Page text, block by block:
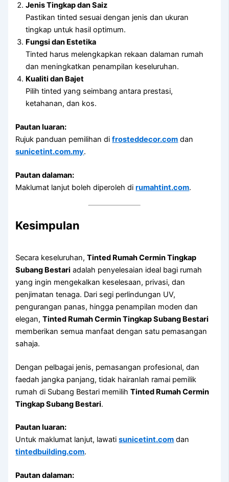
Jenis Tingkap dan Saiz
Pastikan tinted sesuai dengan jenis dan ukuran
tingkap untuk hasil optimum.
Fungsi dan Estetika
Tinted harus melengkapkan rekaan dalaman rumah
dan meningkatkan penampilan keseluruhan.
Kualiti dan Bajet
Pilih tinted yang seimbang antara prestasi,
ketahanan, dan kos.
Pautan luaran:
Rujuk panduan pemilihan difrosteddecor.com dan
sunicetint.com.my.
Pautan dalaman:
Maklumat lanjut boleh diperoleh dirumahtint.com.
Kesimpulan
Secara keseluruhan,Tinted Rumah Cermin Tingkap
Subang Bestari adalah penyelesaian ideal bagi rumah
yang ingin mengekalkan keselesaan, privasi, dan
penjimatan tenaga. Dari segi perlindungan UV,
pengurangan panas, hingga penampilan moden dan
elegan,Tinted Rumah Cermin Tingkap Subang Bestari
memberikan semua manfaat dengan satu pemasangan
sahaja.
Dengan pelbagai jenis, pemasangan profesional, dan
faedah jangka panjang, tidak hairanlah ramai pemilik
rumah di Subang Bestari memilihTinted Rumah Cermin
Tingkap Subang Bestari.
Pautan luaran:
Untuk maklumat lanjut, lawatisunicetint.com dan
tintedbuilding.com.
Pautan dalaman: